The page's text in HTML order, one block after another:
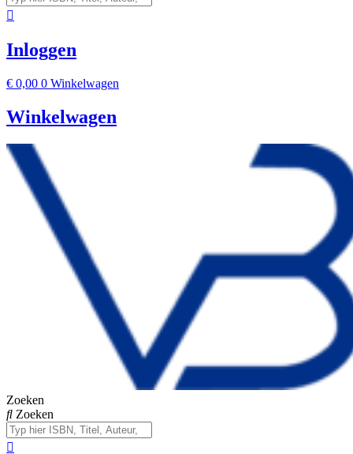
Inloggen
€ 0,00 0 Winkelwagen
Winkelwagen
Zoeken
Zoeken